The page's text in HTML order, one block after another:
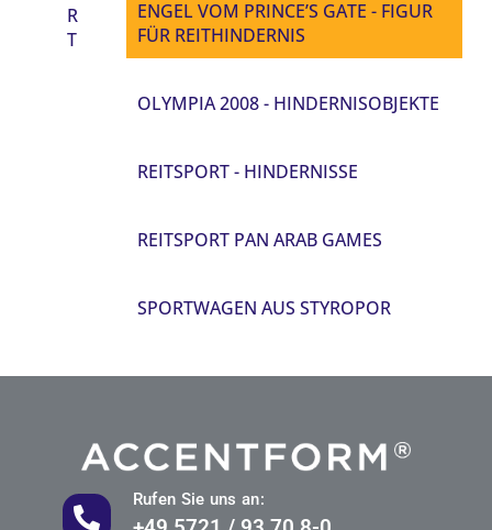
R
T
ENGEL VOM PRINCE’S GATE - FIGUR
FÜR REITHINDERNIS
OLYMPIA 2008 - HINDERNISOBJEKTE
REITSPORT - HINDERNISSE
REITSPORT PAN ARAB GAMES
SPORTWAGEN AUS STYROPOR
Rufen Sie uns an: